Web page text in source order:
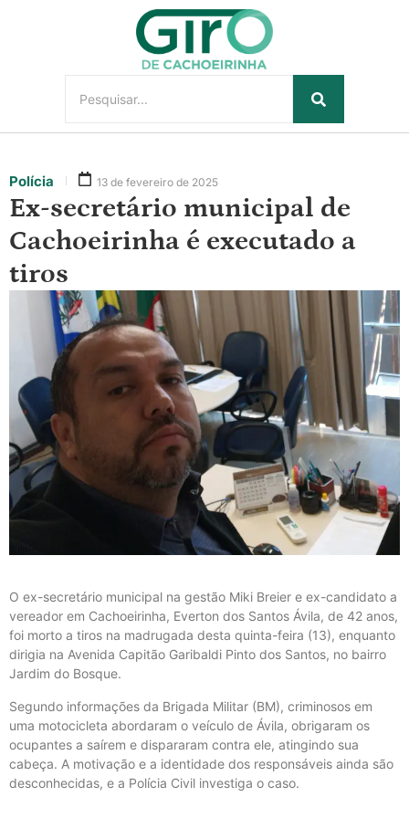
Polícia 13 de fevereiro de 2025
Ex-secretário municipal de
Cachoeirinha é executado a
tiros
O ex-secretário municipal na gestão Miki Breier e ex-candidato a
vereador em Cachoeirinha, Everton dos Santos Ávila, de 42 anos,
foi morto a tiros na madrugada desta quinta-feira (13), enquanto
dirigia na Avenida Capitão Garibaldi Pinto dos Santos, no bairro
Jardim do Bosque.
Segundo informações da Brigada Militar (BM), criminosos em
uma motocicleta abordaram o veículo de Ávila, obrigaram os
ocupantes a saírem e dispararam contra ele, atingindo sua
cabeça. A motivação e a identidade dos responsáveis ainda são
desconhecidas, e a Polícia Civil investiga o caso.